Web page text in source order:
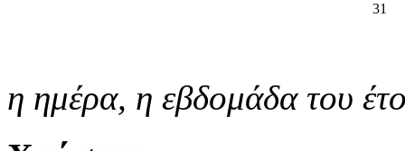
31
η ημέρα, η εβδομάδα του